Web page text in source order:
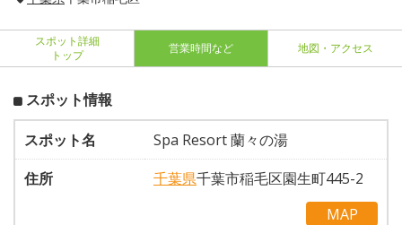
スポット詳細
トップ
営業時間など 地図・アクセス
スポット情報
スポット名
Spa Resort 蘭々の湯
住所
千葉県千葉市稲毛区園生町445-2
MAP